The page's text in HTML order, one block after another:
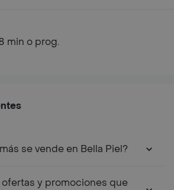
min o prog.
se vende en Bella Piel?
ofertas y promociones que